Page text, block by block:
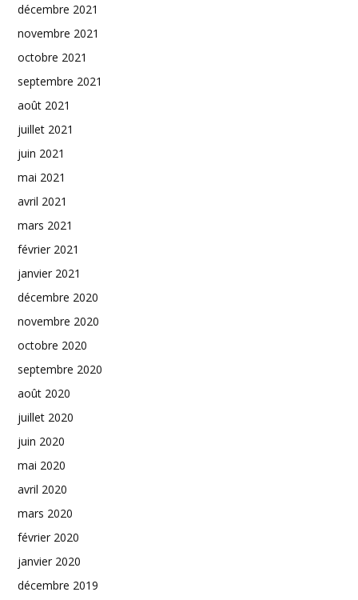
décembre 2021
novembre 2021
octobre 2021
septembre 2021
août 2021
juillet 2021
juin 2021
mai 2021
avril 2021
mars 2021
février 2021
janvier 2021
décembre 2020
novembre 2020
octobre 2020
septembre 2020
août 2020
juillet 2020
juin 2020
mai 2020
avril 2020
mars 2020
février 2020
janvier 2020
décembre 2019